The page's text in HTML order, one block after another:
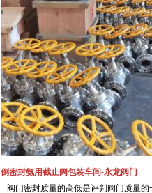
倒密封氨用截止阀包装车间-永龙阀门
阀门密封质量的高低是评判阀门质量